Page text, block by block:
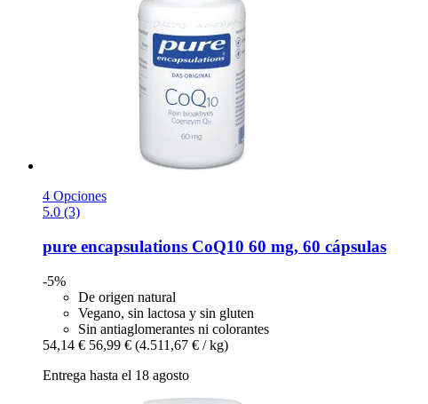
4 Opciones
5.0 (3)
pure encapsulations CoQ10 60 mg, 60 cápsulas
-5%
De origen natural
Vegano, sin lactosa y sin gluten
Sin antiaglomerantes ni colorantes
54,14 € 56,99 € (4.511,67 € / kg)
Entrega hasta el 18 agosto